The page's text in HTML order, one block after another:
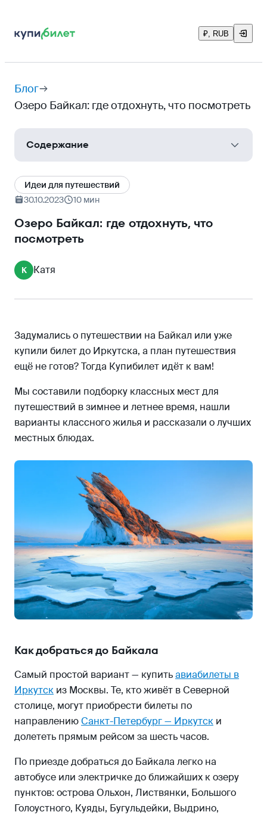
₽, RUB
Блог
Озеро Байкал: где отдохнуть, что посмотреть
Содержание
Как добраться до Байкала
Когда ехать
Что делать на Байкале летом
Что делать на Байкале зимой
Чивыркуйский залив
Тажеранская степь
Кругобайкальская железная дорога (КБЖД)
Острове Огой
Что попробовать
Буузы
Шулэн
Папоротник
Транспорт
Что нужно помнить
Идеи для путешествий
30.10.2023
10 мин
Озеро Байкал: где отдохнуть, что
посмотреть
К Катя
Задумались о путешествии на Байкал или уже
купили билет до Иркутска, а план путешествия
ещё не готов? Тогда Купибилет идёт к вам!
Мы составили подборку классных мест для
путешествий в зимнее и летнее время, нашли
варианты классного жилья и рассказали о лучших
местных блюдах.
Как добраться до Байкала
Самый простой вариант — купитьавиабилеты в
Иркутск из Москвы. Те, кто живёт в Северной
столице, могут приобрести билеты по
направлениюСанкт-Петербург — Иркутск и
долететь прямым рейсом за шесть часов.
По приезде добраться до Байкала легко на
автобусе или электричке до ближайших к озеру
пунктов: острова Ольхон, Листвянки, Большого
Голоустного, Куяды, Бугульдейки, Выдрино,